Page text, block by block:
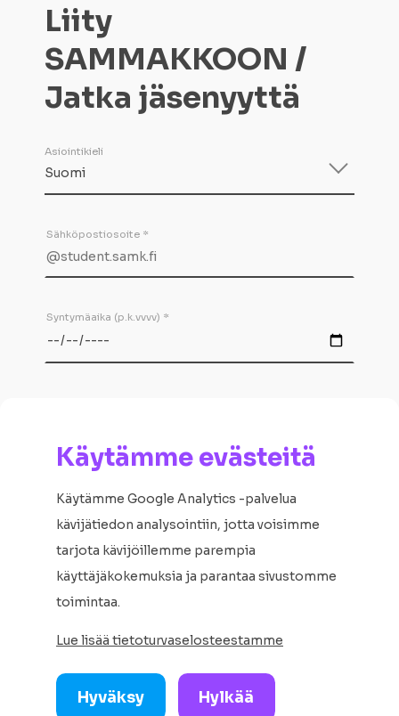
Liity
SAMMAKKOON /
Jatka jäsenyyttä
Asiointikieli
Sähköpostiosoite *
Syntymäaika (p.k.vvvv) *
tietojärjestelmästä.
Jatka
Käytämme evästeitä
Käytämme Google Analytics -palvelua
kävijätiedon analysointiin, jotta voisimme
tarjota kävijöillemme parempia
käyttäjäkokemuksia ja parantaa sivustomme
toimintaa.
Lue lisää tietoturvaselosteestamme
Hyväksy Hylkää